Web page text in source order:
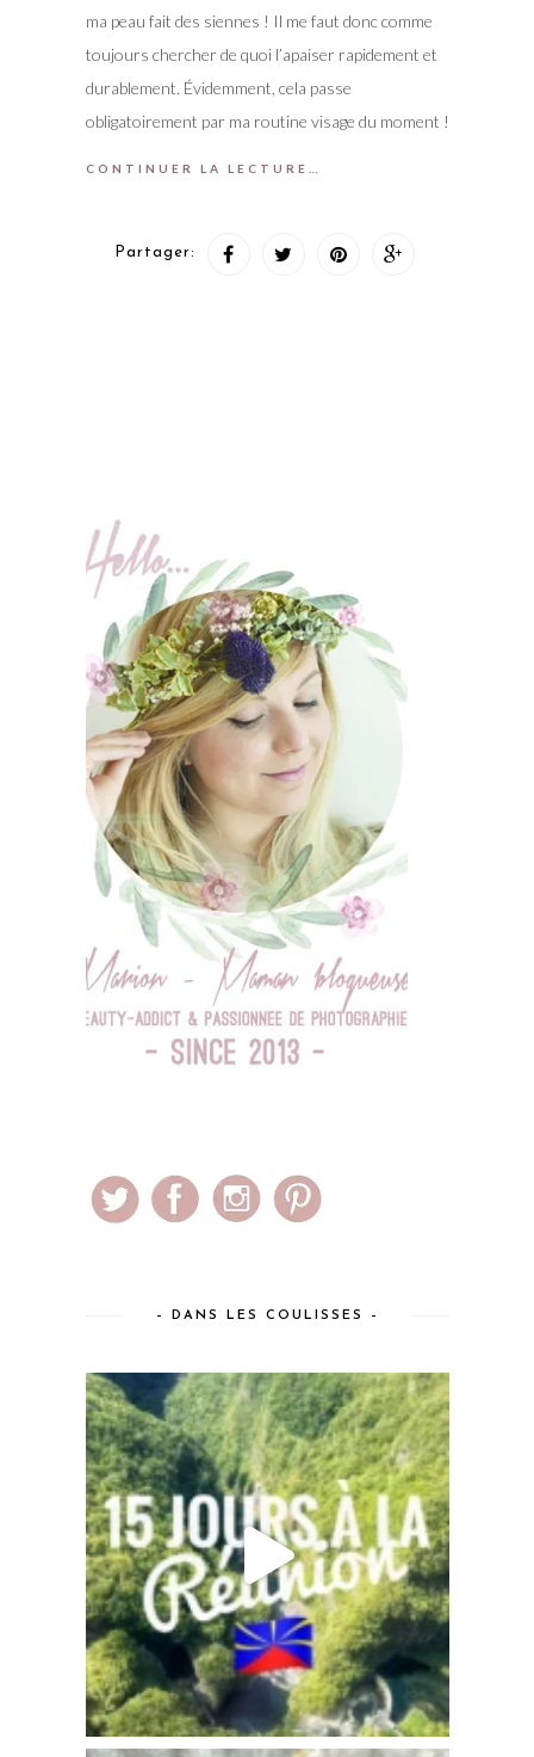
ma peau fait des siennes ! Il me faut donc comme
toujours chercher de quoi l’apaiser rapidement et
durablement. Évidemment, cela passe
obligatoirement par ma routine visage du moment !
CONTINUER LA LECTURE…
Partager:
– DANS LES COULISSES –